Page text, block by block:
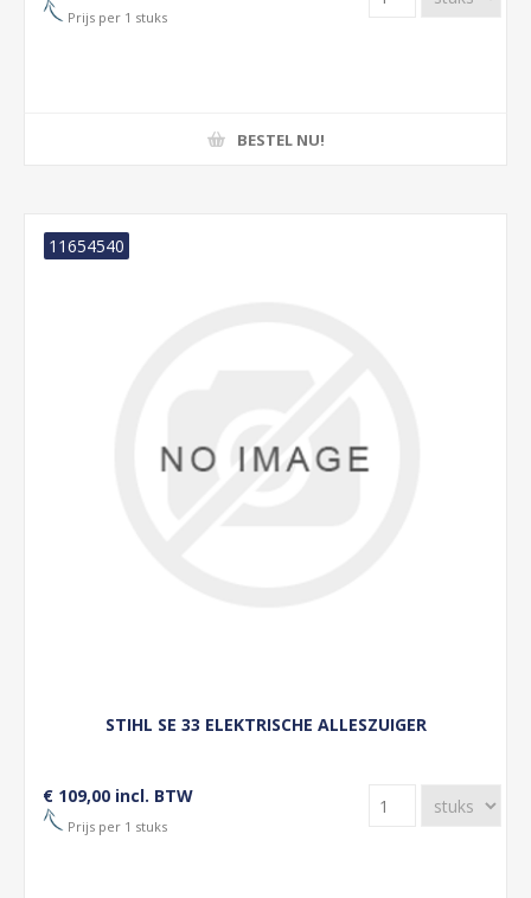
Prijs per 1 stuks
BESTEL NU!
STIHL SE 33 ELEKTRISCHE ALLESZUIGER
11654540
€ 109,00 incl. BTW
Prijs per 1 stuks